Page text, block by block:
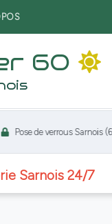
60
de verrous Sarnois (60)
Sarnois 24/7